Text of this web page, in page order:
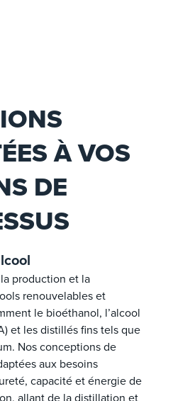
À VOS
DE
production et la
renouvelables et
le bioéthanol, l’alcool
et les distillés fins tels que
Nos conceptions de
aux besoins
capacité et énergie de